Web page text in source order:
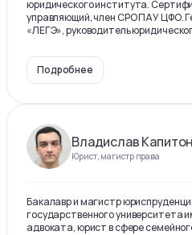
юридического института.
управляющий, член СРО ПАУ ЦФО.
«ЛЕГЭ», руководитель
Подробнее
Владислав
Юрист, магистр права
Бакалавр и магистр
государственного университета
адвоката, юрист в сфере